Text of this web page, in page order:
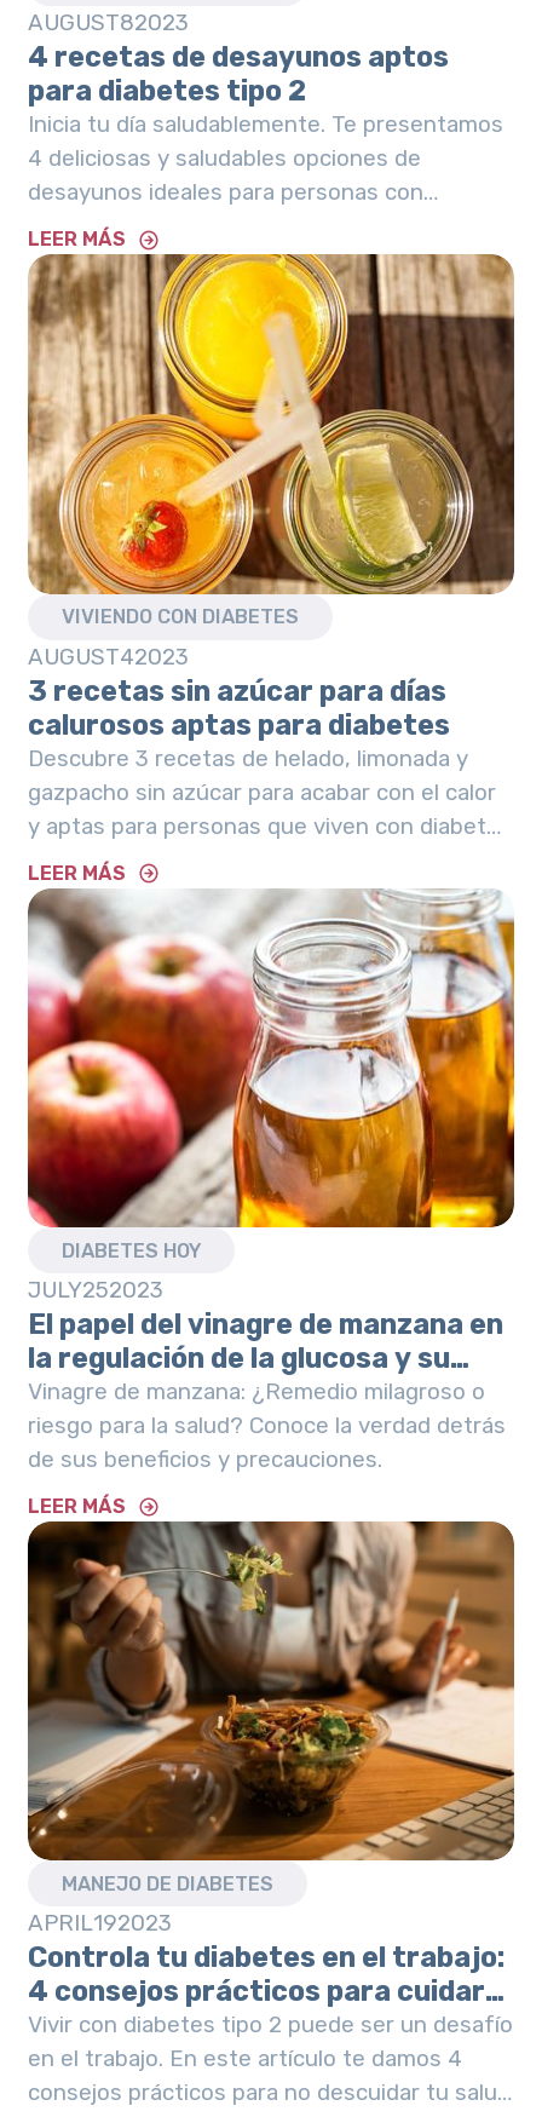
AUGUST82023
4 recetas de desayunos aptos
para diabetes tipo 2
Inicia tu día saludablemente. Te presentamos
4 deliciosas y saludables opciones de
desayunos ideales para personas con
diabetes tipo 2.
LEER MÁS
VIVIENDO CON DIABETES
AUGUST42023
3 recetas sin azúcar para días
calurosos aptas para diabetes
Descubre 3 recetas de helado, limonada y
gazpacho sin azúcar para acabar con el calor
y aptas para personas que viven con diabetes
tipo 2
LEER MÁS
DIABETES HOY
JULY252023
El papel del vinagre de manzana en
la regulación de la glucosa y su
impacto en la salud gástrica
Vinagre de manzana: ¿Remedio milagroso o
riesgo para la salud? Conoce la verdad detrás
de sus beneficios y precauciones.
LEER MÁS
MANEJO DE DIABETES
APRIL192023
Controla tu diabetes en el trabajo:
4 consejos prácticos para cuidar
tus niveles de glucosa.
Vivir con diabetes tipo 2 puede ser un desafío
en el trabajo. En este artículo te damos 4
consejos prácticos para no descuidar tu salud